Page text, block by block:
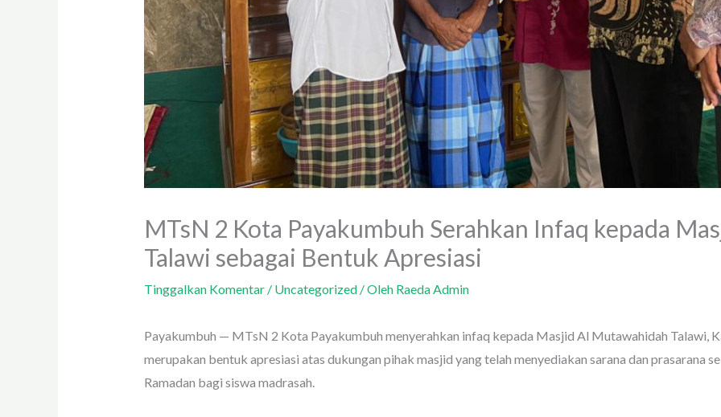
MTsN 2 Kota Payakumbuh Serahkan Infaq kepada
Talawi sebagai Bentuk Apresiasi
Tinggalkan Komentar / Uncategorized/ Oleh Raeda Admin
Payakumbuh — MTsN 2 Kota Payakumbuh menyerahkan infaq kepada Masjid Al Mutawahidah Talawi,
merupakan bentuk apresiasi atas dukungan pihak masjid yang telah menyediakan sarana dan prasarana
Ramadan bagi siswa madrasah.